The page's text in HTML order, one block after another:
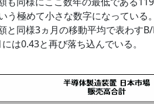
う極めて小さな数字になってい
と同様3ヵ月の移動平均で表わす
は0.43と再び落ち込んでいる。